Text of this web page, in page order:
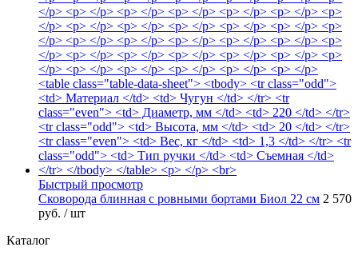
Быстрый просмотр
Сковорода блинная с ровными бортами Биол 22 см 2 570
руб. / шт
Каталог